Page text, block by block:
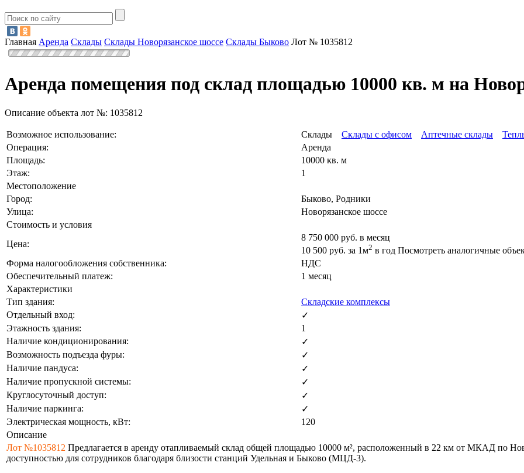
Главная Аренда Склады Склады Новорязанское шоссе Склады Быково Лот № 1035812
Аренда помещения под склад площадью 10000 кв. м на
Описание объекта лот №: 1035812
Возможное использование: Склады Склады с офисом Аптечные склады
Операция:
Аренда
Площадь:
10000 кв. м
Этаж:
1
Местоположение
Город:
Быково, Родники
Улица:
Новорязанское шоссе
Стоимость и условия
Цена:
8 750 000 руб. в месяц
10 500 руб. за 1м2 в год Посмотреть аналогичные
Форма налогообложения собственника:
НДС
Обеспечительный платеж:
1 месяц
Характеристики
Тип здания:
Складские комплексы
Отдельный вход:
✓
Этажность здания:
1
Наличие кондиционирования:
✓
Возможность подъезда фуры:
✓
Наличие пандуса:
✓
Наличие пропускной системы:
✓
Круглосуточный доступ:
✓
Наличие паркинга:
✓
Электрическая мощность, кВт:
120
Описание
Лот №1035812 Предлагается в аренду отапливаемый склад общей площадью 10000 м², расположенный в 22 км от МКАД по
доступностью для сотрудников благодаря близости станций Удельная и Быково (МЦД-3).